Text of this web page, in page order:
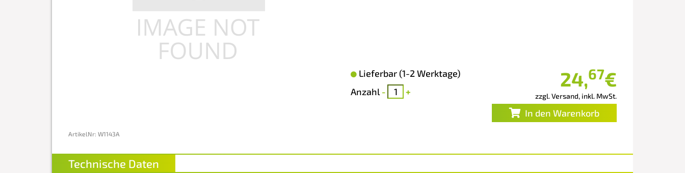
Lieferbar (1-2 Werktage)
Anzahl - +
24,67€
zzgl. Versand, inkl. MwSt.
In den Warenkorb
ArtikelNr: W1143A
Technische Daten